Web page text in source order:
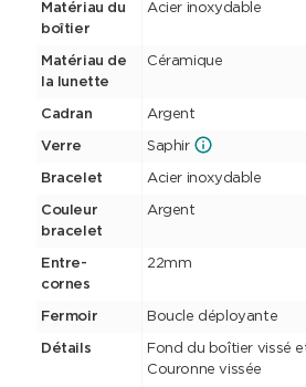
Matériau du
boîtier
Acier inoxydable
Matériau de
la lunette
Céramique
Cadran Argent
Verre Saphir
Bracelet Acier inoxydable
Couleur
bracelet
Argent
Entre-
cornes
22mm
Fermoir Boucle déployante
Détails
Fond du boîtier vissé
Couronne vissée